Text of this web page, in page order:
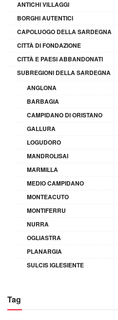
ANTICHI VILLAGGI
BORGHI AUTENTICI
CAPOLUOGO DELLA SARDEGNA
CITTÀ DI FONDAZIONE
CITTÀ E PAESI ABBANDONATI
SUBREGIONI DELLA SARDEGNA
ANGLONA
BARBAGIA
CAMPIDANO DI ORISTANO
GALLURA
LOGUDORO
MANDROLISAI
MARMILLA
MEDIO CAMPIDANO
MONTEACUTO
MONTIFERRU
NURRA
OGLIASTRA
PLANARGIA
SULCIS IGLESIENTE
Tag